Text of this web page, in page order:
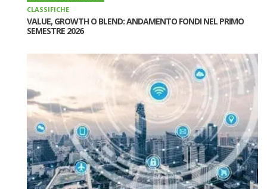
CLASSIFICHE
VALUE, GROWTH O BLEND: ANDAMENTO FONDI NEL PRIMO
SEMESTRE 2026